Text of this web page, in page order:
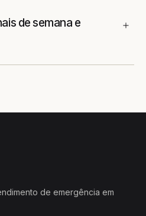
de semana e
de emergência em